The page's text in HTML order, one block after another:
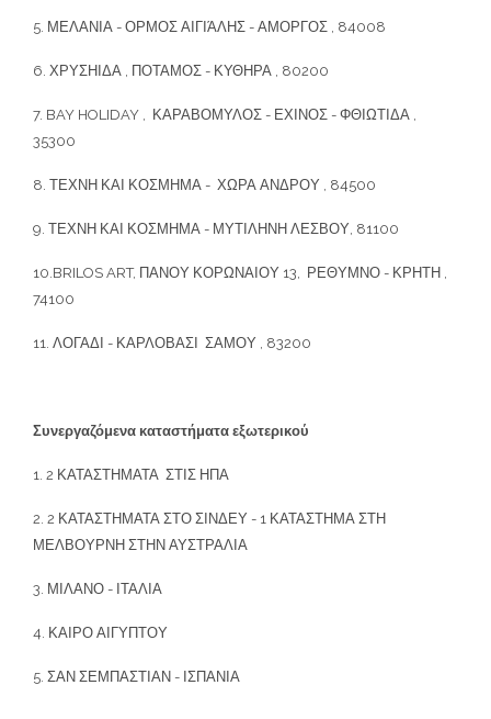
5. ΜΕΛΑΝΙΑ - ΟΡΜΟΣ ΑΙΓΙΆΛΗΣ - ΑΜΟΡΓΟΣ , 84008
6. ΧΡΥΣΗΙΔΑ , ΠΟΤΑΜΟΣ - ΚΥΘΗΡΑ , 80200
7. BAY HOLIDAY , ΚΑΡΑΒΟΜΥΛΟΣ - ΕΧΙΝΟΣ - ΦΘΙΩΤΙΔΑ ,
35300
8. ΤΕΧΝΗ ΚΑΙ ΚΟΣΜΗΜΑ - ΧΩΡΑ ΑΝΔΡΟΥ , 84500
9. ΤΕΧΝΗ ΚΑΙ ΚΟΣΜΗΜΑ - ΜΥΤΙΛΗΝΗ ΛΕΣΒΟΥ, 81100
10.BRILOS ART, ΠΑΝΟΥ ΚΟΡΩΝΑΙΟΥ 13, ΡΕΘΥΜΝΟ - ΚΡΗΤΗ ,
74100
11. ΛΟΓΑΔΙ - ΚΑΡΛΟΒΑΣΙ ΣΑΜΟΥ , 83200
Συνεργαζόμενα καταστήματα εξωτερικού
1. 2 ΚΑΤΑΣΤΗΜΑΤΑ ΣΤΙΣ ΗΠΑ
2. 2 ΚΑΤΑΣΤΗΜΑΤΑ ΣΤΟ ΣΙΝΔΕΥ - 1 ΚΑΤΑΣΤΗΜΑ ΣΤΗ
ΜΕΛΒΟΥΡΝΗ ΣΤΗΝ ΑΥΣΤΡΑΛΙΑ
3. ΜΙΛΑΝΟ - ΙΤΑΛΙΑ
4. ΚΑΙΡΟ ΑΙΓΥΠΤΟΥ
5. ΣΑΝ ΣΕΜΠΑΣΤΙΑΝ - ΙΣΠΑΝΙΑ